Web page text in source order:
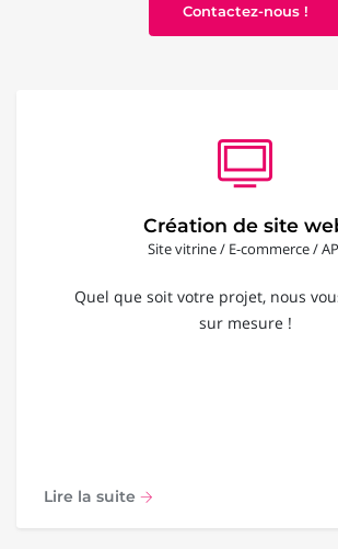
Contactez-nous !
Création de site
Site vitrine / E-commerce /
Quel que soit votre projet, nous
sur mesure !
Lire la suite